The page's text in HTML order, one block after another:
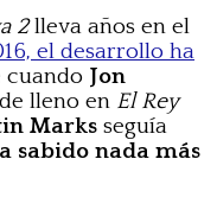
2lleva años en el
el desarrollo ha
cuando Jon
lleno en El Rey
Marks seguía
sabido nada más